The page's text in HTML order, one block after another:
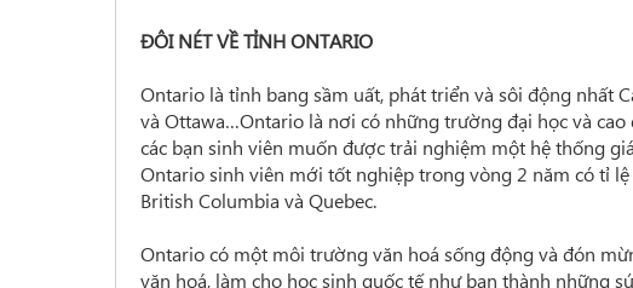
ĐÔI NÉT VỀ TỈNH ONTARIO
Ontario là tỉnh bang sầm uất, phát triển và sôi động nhất
và Ottawa…Ontario là nơi có những trường đại học và cao
các bạn sinh viên muốn được trải nghiệm một hệ thống
Ontario sinh viên mới tốt nghiệp trong vòng 2 năm có tỉ
British Columbia và Quebec.
Ontario có một môi trường văn hoá sống động và đón
văn hoá, làm cho học sinh quốc tế như bạn thành những